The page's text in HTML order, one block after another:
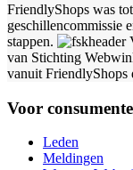
FriendlyShops was
geschillencommissie
stappen.
van Stichting
vanuit FriendlyShops
Voor
Leden
Meldingen